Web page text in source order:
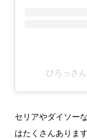
ひろっさ
セリアやダイソー
はたくさんあります